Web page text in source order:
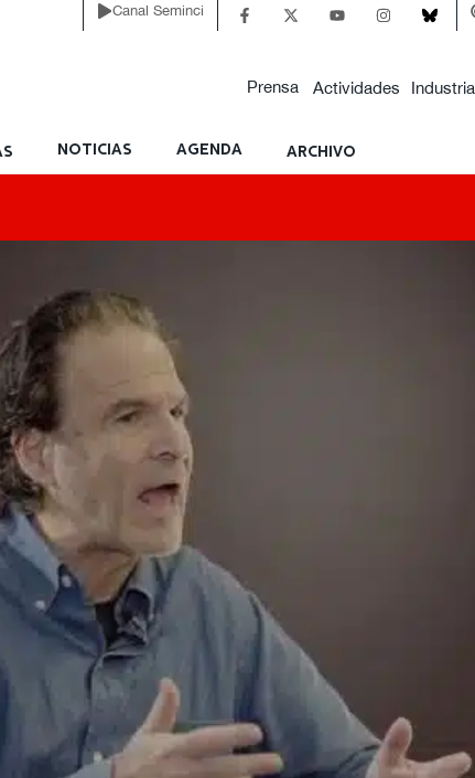
Canal Seminci
Prensa Actividades Industria
NOTICIAS AGENDA ARCHIVO